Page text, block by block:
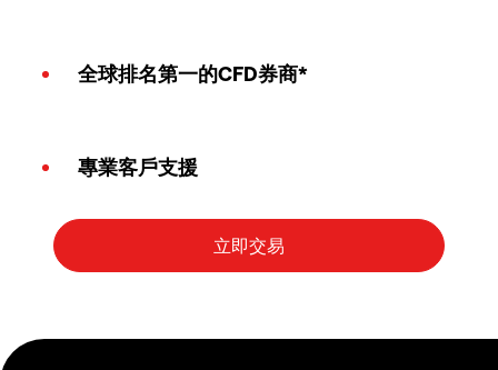
全球排名第一的CFD券商*
專業客戶支援